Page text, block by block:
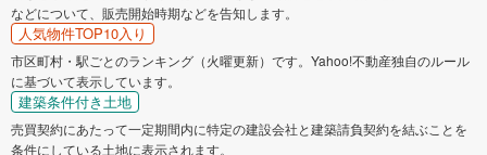
などについて、販売開始時期などを告知します。
人気物件TOP10入り
市区町村・駅ごとのランキング（火曜更新）です。Yahoo!不動産独自のルール
に基づいて表示しています。
建築条件付き土地
売買契約にあたって一定期間内に特定の建設会社と建築請負契約を結ぶことを
条件にしている土地に表示されます。